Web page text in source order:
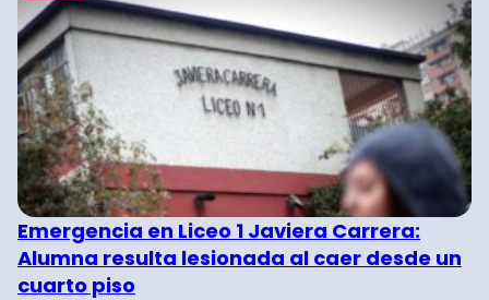
Emergencia en Liceo 1 Javiera Carrera:
Alumna resulta lesionada al caer desde un
cuarto piso